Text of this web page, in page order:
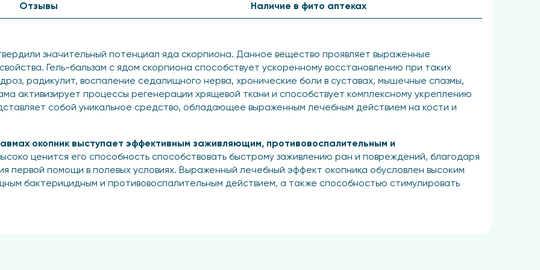
значительный потенциал яда скорпиона. Данное вещество проявляет выраженные
Гель-бальзам с ядом скорпиона способствует ускоренному восстановлению при таких
радикулит, воспаление седалищного нерва, хронические боли в суставах, мышечные спазмы,
активизирует процессы регенерации хрящевой ткани и способствует комплексному укреплению
собой уникальное средство, обладающее выраженным лечебным действием на кости и
окопник выступает эффективным заживляющим, противовоспалительным и
ценится его способность способствовать быстрому заживлению ран и повреждений, благодаря
первой помощи в полевых условиях. Выраженный лечебный эффект окопника обусловлен высоким
бактерицидным и противовоспалительным действием, а также способностью стимулировать
Отзывы Наличие в фито аптеках